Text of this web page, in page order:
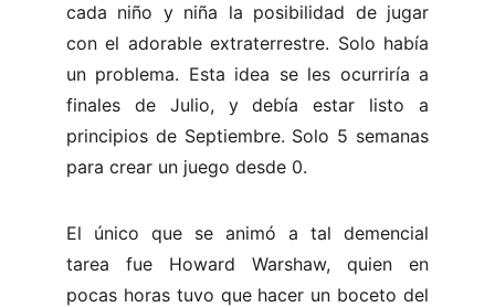
cada niño y niña la posibilidad de jugar
con el adorable extraterrestre. Solo había
un problema. Esta idea se les ocurriría a
finales de Julio, y debía estar listo a
principios de Septiembre. Solo 5 semanas
para crear un juego desde 0.
El único que se animó a tal demencial
tarea fue Howard Warshaw, quien en
pocas horas tuvo que hacer un boceto del